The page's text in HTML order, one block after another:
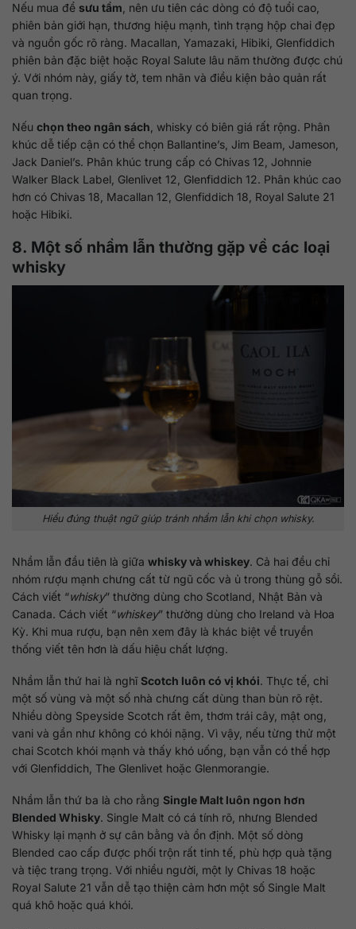
Nếu mua để sưu tầm , nên ưu tiên các dòng có độ tuổi cao,
phiên bản giới hạn, thương hiệu mạnh, tình trạng hộp chai đẹp
và nguồn gốc rõ ràng. Macallan, Yamazaki, Hibiki, Glenfiddich
phiên bản đặc biệt hoặc Royal Salute lâu năm thường được chú
ý. Với nhóm này, giấy tờ, tem nhãn và điều kiện bảo quản rất
quan trọng.
Nếu chọn theo ngân sách , whisky có biên giá rất rộng. Phân
khúc dễ tiếp cận có thể chọn Ballantine’s, Jim Beam, Jameson,
Jack Daniel’s. Phân khúc trung cấp có Chivas 12, Johnnie
Walker Black Label, Glenlivet 12, Glenfiddich 12. Phân khúc cao
hơn có Chivas 18, Macallan 12, Glenfiddich 18, Royal Salute 21
hoặc Hibiki.
8. Một số nhầm lẫn thường gặp về các loại
whisky
Hiểu đúng thuật ngữ giúp tránh nhầm lẫn khi chọn whisky.
Nhầm lẫn đầu tiên là giữa whisky và whiskey. Cả hai đều chỉ
nhóm rượu mạnh chưng cất từ ngũ cốc và ủ trong thùng gỗ sồi.
Cách viết “whisky” thường dùng cho Scotland, Nhật Bản và
Canada. Cách viết “whiskey” thường dùng cho Ireland và Hoa
Kỳ. Khi mua rượu, bạn nên xem đây là khác biệt về truyền
thống viết tên hơn là dấu hiệu chất lượng.
Nhầm lẫn thứ hai là nghĩScotch luôn có vị khói. Thực tế, chỉ
một số vùng và một số nhà chưng cất dùng than bùn rõ rệt.
Nhiều dòng Speyside Scotch rất êm, thơm trái cây, mật ong,
vani và gần như không có khói nặng. Vì vậy, nếu từng thử một
chai Scotch khói mạnh và thấy khó uống, bạn vẫn có thể hợp
với Glenfiddich, The Glenlivet hoặc Glenmorangie.
Nhầm lẫn thứ ba là cho rằng Single Malt luôn ngon hơn
Blended Whisky. Single Malt có cá tính rõ, nhưng Blended
Whisky lại mạnh ở sự cân bằng và ổn định. Một số dòng
Blended cao cấp được phối trộn rất tinh tế, phù hợp quà tặng
và tiệc trang trọng. Với nhiều người, một ly Chivas 18 hoặc
Royal Salute 21 vẫn dễ tạo thiện cảm hơn một số Single Malt
quá khô hoặc quá khói.